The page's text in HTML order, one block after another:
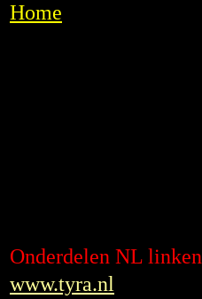
Home
Onderdelen NL linken
www.tyra.nl